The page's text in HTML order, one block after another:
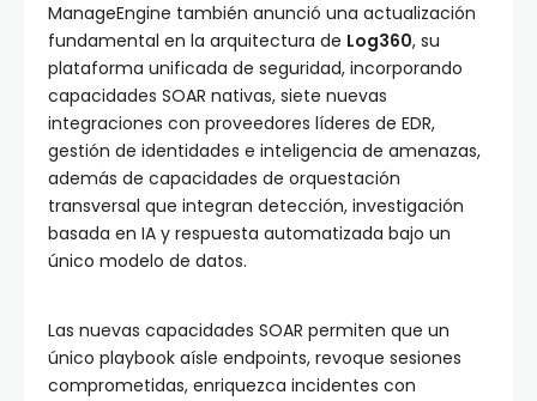
ManageEngine también anunció una actualización
fundamental en la arquitectura de Log360, su
plataforma unificada de seguridad, incorporando
capacidades SOAR nativas, siete nuevas
integraciones con proveedores líderes de EDR,
gestión de identidades e inteligencia de amenazas,
además de capacidades de orquestación
transversal que integran detección, investigación
basada en IA y respuesta automatizada bajo un
único modelo de datos.
Las nuevas capacidades SOAR permiten que un
único playbook aísle endpoints, revoque sesiones
comprometidas, enriquezca incidentes con